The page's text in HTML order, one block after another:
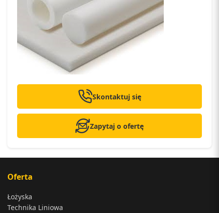
Skontaktuj się
Zapytaj o ofertę
Oferta
Łożyska
Technika Liniowa